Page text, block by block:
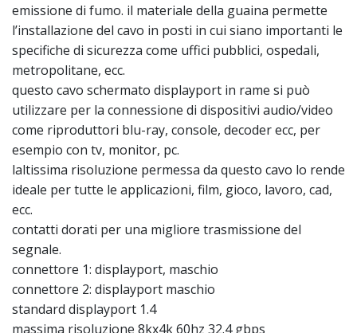
emissione di fumo. il materiale della guaina permette
l’installazione del cavo in posti in cui siano importanti le
specifiche di sicurezza come uffici pubblici, ospedali,
metropolitane, ecc.
questo cavo schermato displayport in rame si può
utilizzare per la connessione di dispositivi audio/video
come riproduttori blu-ray, console, decoder ecc, per
esempio con tv, monitor, pc.
laltissima risoluzione permessa da questo cavo lo rende
ideale per tutte le applicazioni, film, gioco, lavoro, cad,
ecc.
contatti dorati per una migliore trasmissione del
segnale.
connettore 1: displayport, maschio
connettore 2: displayport maschio
standard displayport 1.4
massima risoluzione 8kx4k 60hz 32.4 gbps